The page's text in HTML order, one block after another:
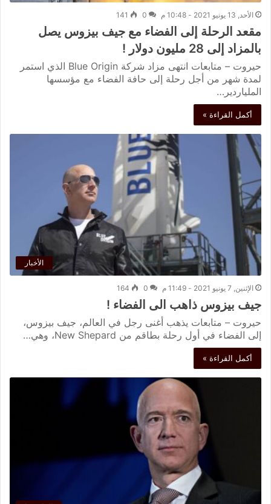
الأحد, 13 يونيو 2021 - 10:48 م 0
141
مقعد الرحلة إلى الفضاء مع جيف بيزوس يصل
بالمزاد إلى 28 مليون دولار !
حيروت – متابعات انتهى مزاد شركة Blue Origin الذي استمر
لمدة شهر من أجل رحلة إلى حافة الفضاء مع مؤسسها
الملياردير…
أكمل القراءة »
الأخبار
الإثنين, 7 يونيو 2021 - 11:49 م 0
164
جيف بيزوس ذاهب الى الفضاء !
حيروت – متابعات يذهب أغنى رجل في العالم، جيف بيزوس،
إلى الفضاء في أول رحلة بطاقم من New Shepard، وهي…
أكمل القراءة »